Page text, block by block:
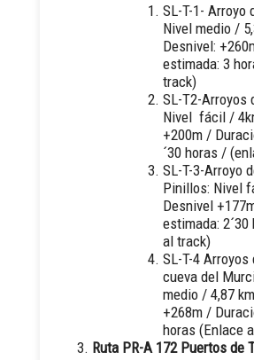
SL-T-1- Arroyo
Nivel medio /
Desnivel:
estimada: 3
track)
SL-T2-Arroyos
Nivel fácil /
+200m /
´30 horas / (
SL-T-3-Arroyo
Pinillos: Nivel
Desnivel
estimada: 2´30
al track)
SL-T-4 Arroyos
cueva del
medio / 4,87
+268m /
horas (Enlace
Ruta PR-A 172 Puertos de